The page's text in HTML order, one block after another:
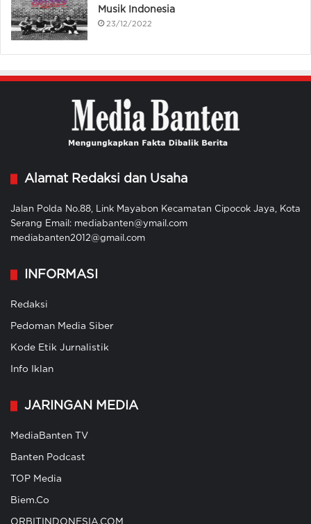
Musik Indonesia
23/12/2022
Alamat Redaksi dan Usaha
Jalan Polda No.88, Link Mayabon Kecamatan Cipocok Jaya, Kota
Serang Email: mediabanten@ymail.com
mediabanten2012@gmail.com
INFORMASI
Redaksi
Pedoman Media Siber
Kode Etik Jurnalistik
Info Iklan
JARINGAN MEDIA
MediaBanten TV
Banten Podcast
TOP Media
Biem.Co
ORBITINDONESIA.COM